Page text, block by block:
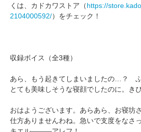
くは、カドカワストア（https://
2104000592/）をチェック！
収録ボイス（全3種）
あら、もう起きてしまいましたの…？ ふ
とても美味しそうな寝顔でしたのに。
おはようございます。あらあら、お寝坊
仕方ありませんわね。急いで支度をなさ